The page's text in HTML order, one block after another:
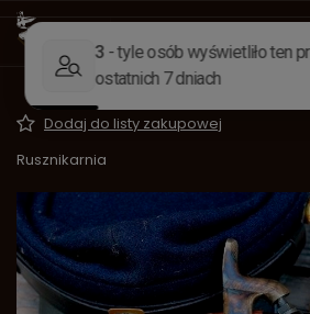
Strona główna Akcesoria
Zmiękczanie
Dodaj do listy zakupowej
Rusznikarnia